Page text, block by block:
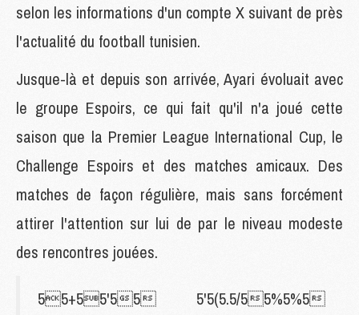
selon les informations d'un compte X suivant de près
l'actualité du football tunisien.
Jusque-là et depuis son arrivée, Ayari évoluait avec
le groupe Espoirs, ce qui fait qu'il n'a joué cette
saison que la Premier League International Cup, le
Challenge Espoirs et des matches amicaux. Des
matches de façon régulière, mais sans forcément
attirer l'attention sur lui de par le niveau modeste
des rencontres jouées.
55+55'55 5'5(5.5/55%5%5